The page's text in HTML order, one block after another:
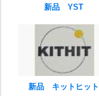
新品 YST
新品 キットヒット